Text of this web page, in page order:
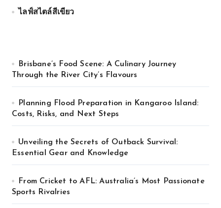
ไลฟ์สไตล์สีเขียว
Brisbane’s Food Scene: A Culinary Journey
Through the River City’s Flavours
Planning Flood Preparation in Kangaroo Island:
Costs, Risks, and Next Steps
Unveiling the Secrets of Outback Survival:
Essential Gear and Knowledge
From Cricket to AFL: Australia’s Most Passionate
Sports Rivalries